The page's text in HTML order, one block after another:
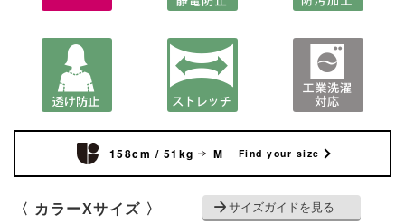
158cm / 51kg M Find your size
〈 カラーXサイズ 〉 サイズガイドを見る